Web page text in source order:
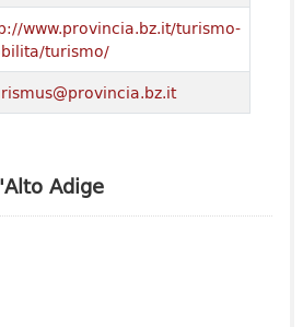
Adige
www.provincia.bz.it/turismo-
turismo/